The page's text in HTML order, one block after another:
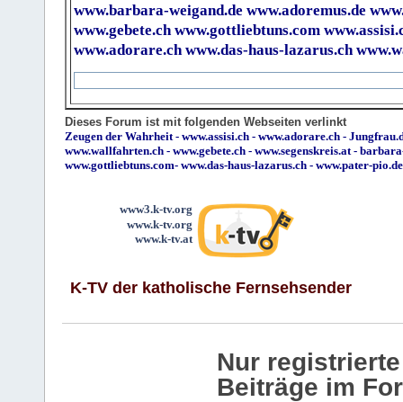
www.barbara-weigand.de www.adoremus.de
www.gebete.ch www.gottliebtuns.com
www.adorare.ch www.das-haus-lazarus.ch
Dieses Forum ist mit folgenden Webseiten verlinkt
Zeugen der Wahrheit - www.assisi.ch - www.adorare.ch -
www.wallfahrten.ch - www.gebete.ch - www.segenskreis.at -
www.gottliebtuns.com- www.das-haus-lazarus.ch - www.pater-pio.de
www3.k-tv.org
www.k-tv.org
www.k-tv.at
K-TV der katholische Fernsehsender
Nur
Beiträge im